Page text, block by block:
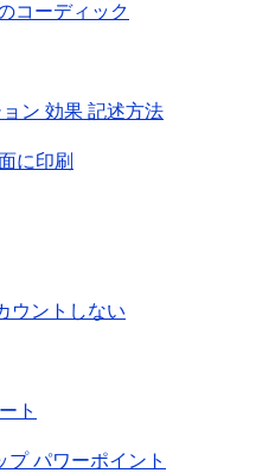
コーディック
ン 効果 記述方法
に印刷
ウントしない
ト
プ パワーポイント